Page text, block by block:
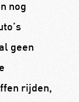
nog
geen
rijden,